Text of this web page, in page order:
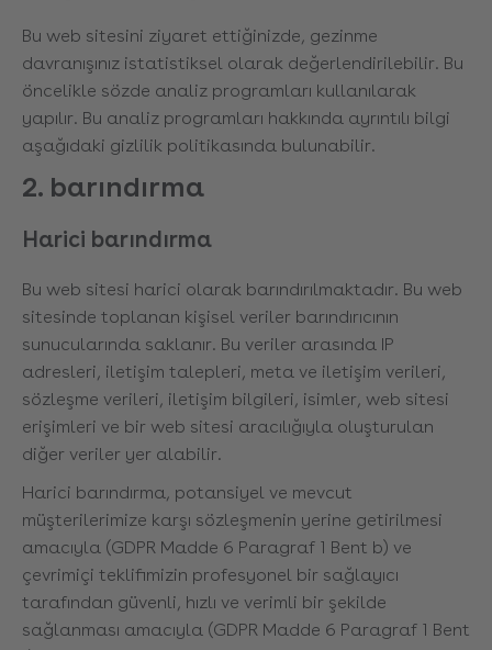
Bu web sitesini ziyaret ettiğinizde, gezinme
davranışınız istatistiksel olarak değerlendirilebilir. Bu
öncelikle sözde analiz programları kullanılarak
yapılır. Bu analiz programları hakkında ayrıntılı bilgi
aşağıdaki gizlilik politikasında bulunabilir.
2. barındırma
Harici barındırma
Bu web sitesi harici olarak barındırılmaktadır. Bu web
sitesinde toplanan kişisel veriler barındırıcının
sunucularında saklanır. Bu veriler arasında IP
adresleri, iletişim talepleri, meta ve iletişim verileri,
sözleşme verileri, iletişim bilgileri, isimler, web sitesi
erişimleri ve bir web sitesi aracılığıyla oluşturulan
diğer veriler yer alabilir.
Harici barındırma, potansiyel ve mevcut
müşterilerimize karşı sözleşmenin yerine getirilmesi
amacıyla (GDPR Madde 6 Paragraf 1 Bent b) ve
çevrimiçi teklifimizin profesyonel bir sağlayıcı
tarafından güvenli, hızlı ve verimli bir şekilde
sağlanması amacıyla (GDPR Madde 6 Paragraf 1 Bent